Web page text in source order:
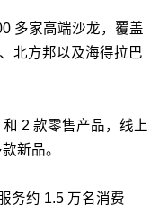
多家高端沙龙，覆盖
北方邦以及海得拉巴
2 款零售产品，线上
新品。
务约 1.5 万名消费